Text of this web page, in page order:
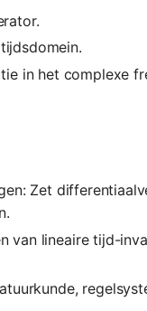
in het complexe
Zet
van lineaire tijd-